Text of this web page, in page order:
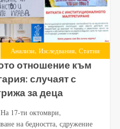
Анализи, Изследвания, Статии
отношение към
случаят с
за деца
17-ти октомври,
на бедността, сдружение